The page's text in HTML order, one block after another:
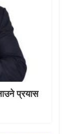
प्रयास